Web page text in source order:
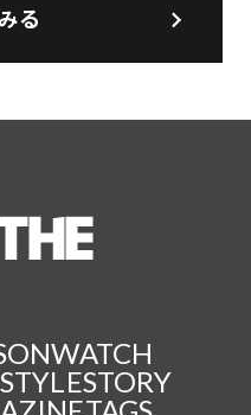
る
WATCH
STORY